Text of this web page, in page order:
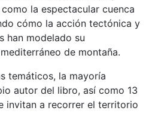
la espectacular cuenca
cómo la acción tectónica y
han modelado su
de montaña.
temáticos, la mayoría
autor del libro, así como 13
invitan a recorrer el territorio